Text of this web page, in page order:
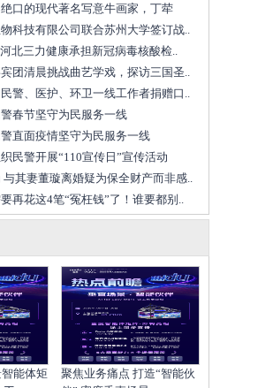
口的现代著名写意牛画家，丁荦
科技有限公司联合苏州大学签订战..
北三力健康承担新冠病毒核酸检..
宾团清晨挑战曲艺学戏，探访三国圣..
警、医护、环卫一线工作者捐赠口..
春节坚守为民服务一线
直面疫情坚守为民服务一线
民警开展“110宣传日”宣传活动
其妻董璇离婚疑为保全财产而非感..
再花这4笔“冤枉钱”了！谁要都别..
能体矩
聚焦业务痛点 打造“智能伙